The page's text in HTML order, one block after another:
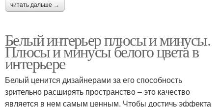
читать дальше →
Белый интерьер плюсы и минусы.
Плюсы и минусы белого цвета в
интерьере
Белый ценится дизайнерами за его способность
зрительно расширять пространство – это качество
является в нем самым ценным. Чтобы достичь эффекта